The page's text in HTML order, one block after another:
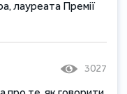
лауреата Премії
3027